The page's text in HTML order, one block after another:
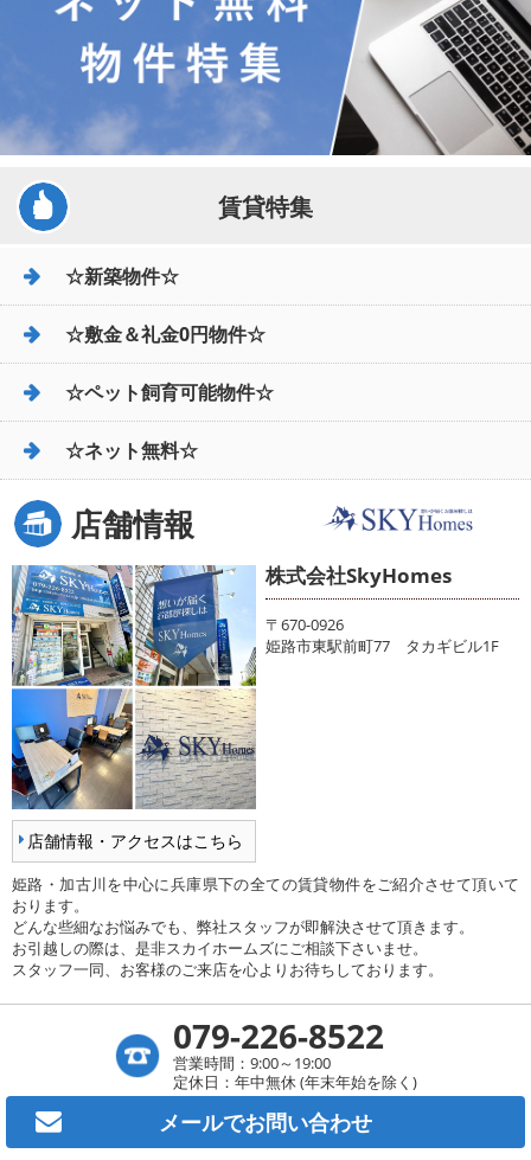
賃貸特集
☆新築物件☆
☆敷金＆礼金0円物件☆
☆ペット飼育可能物件☆
☆ネット無料☆
店舗情報
店舗情報・アクセスはこちら
株式会社SkyHomes
〒670-0926
姫路市東駅前町77 タカギビル1F
姫路・加古川を中心に兵庫県下の全ての賃貸物件をご紹介させて頂いて
おります。
どんな些細なお悩みでも、弊社スタッフが即解決させて頂きます。
お引越しの際は、是非スカイホームズにご相談下さいませ。
スタッフ一同、お客様のご来店を心よりお待ちしております。
079-226-8522
営業時間：9:00～19:00
定休日：年中無休 (年末年始を除く)
メールでお問い合わせ